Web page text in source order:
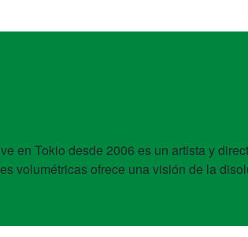
en Tokio desde 2006 es un artista y
volumétricas ofrece una visión de la